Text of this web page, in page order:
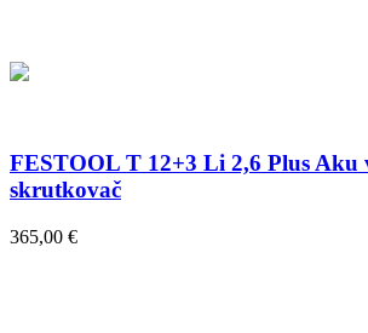
FESTOOL T 12+3 Li 2,6 Plus Aku
skrutkovač
365,00 €